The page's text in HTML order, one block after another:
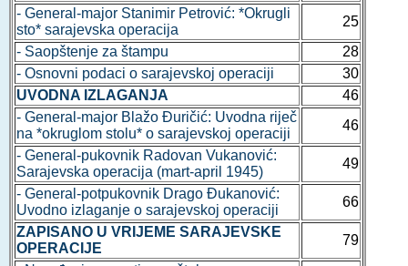
- General-major Stanimir Petrović: *Okrugli
sto* sarajevska operacija
25
- Saopštenje za štampu
28
- Osnovni podaci o sarajevskoj operaciji
30
UVODNA IZLAGANJA
46
- General-major Blažo Đuričić: Uvodna riječ
na *okruglom stolu* o sarajevskoj operaciji
46
- General-pukovnik Radovan Vukanović:
Sarajevska operacija (mart-april 1945)
49
- General-potpukovnik Drago Đukanović:
Uvodno izlaganje o sarajevskoj operaciji
66
ZAPISANO U VRIJEME SARAJEVSKE
OPERACIJE
79